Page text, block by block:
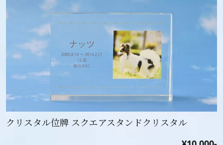
クリスタル位牌 スクエアスタンドクリスタル